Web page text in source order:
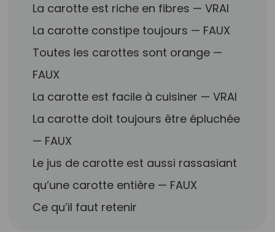
La carotte est riche en fibres — VRAI
La carotte constipe toujours — FAUX
Toutes les carottes sont orange —
FAUX
La carotte est facile à cuisiner — VRAI
La carotte doit toujours être épluchée
— FAUX
Le jus de carotte est aussi rassasiant
qu’une carotte entière — FAUX
Ce qu’il faut retenir